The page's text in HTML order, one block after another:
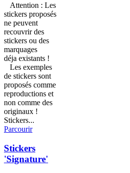
Attention : Les
stickers proposés
ne peuvent
recouvrir des
stickers ou des
marquages
déja existants !
Les exemples
de stickers sont
proposés comme
reproductions et
non comme des
originaux !
Stickers...
Parcourir
Stickers
'Signature'